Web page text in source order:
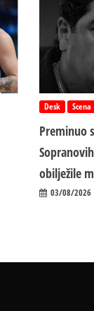
Desk Scena
Preminuo
obilježile
03/08/2026